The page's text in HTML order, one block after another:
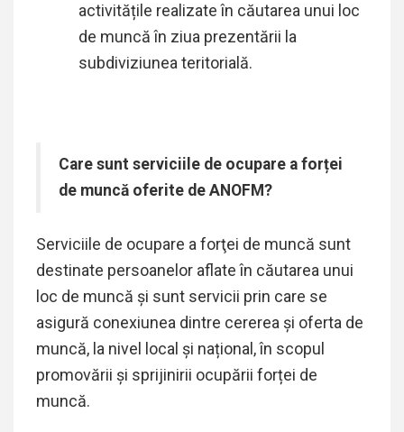
activitățile realizate în căutarea unui loc
de muncă în ziua prezentării la
subdiviziunea teritorială.
Care sunt serviciile de ocupare a forței
de muncă oferite de ANOFM?
Serviciile de ocupare a forţei de muncă sunt
destinate persoanelor aflate în căutarea unui
loc de muncă și sunt servicii prin care se
asigură conexiunea dintre cererea şi oferta de
muncă, la nivel local și național, în scopul
promovării și sprijinirii ocupării forței de
muncă.